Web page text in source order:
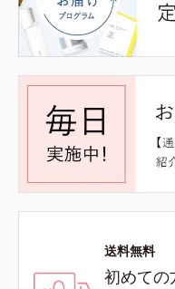
送料無料
初めての